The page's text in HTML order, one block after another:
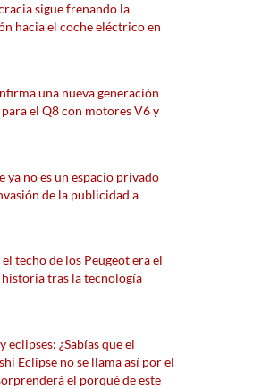
sigue frenando la
hacia el coche eléctrico en
una nueva generación
el Q8 con motores V6 y
ya no es un espacio privado
de la publicidad a
techo de los Peugeot era el
tras la tecnología
eclipses: ¿Sabías que el
Eclipse no se llama así por el
el porqué de este